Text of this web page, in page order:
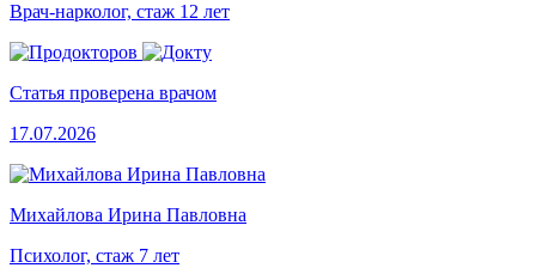
Врач-нарколог, стаж 12 лет
Статья проверена врачом
17.07.2026
Михайлова Ирина Павловна
Психолог, стаж 7 лет